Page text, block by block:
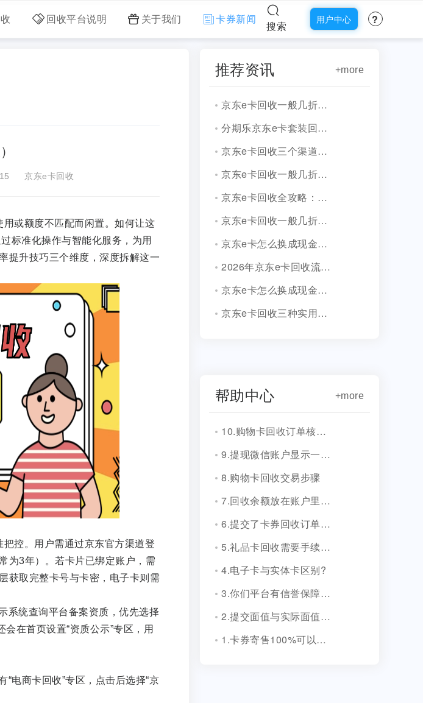
回收平台说明 关于我们 卡券新闻
搜索
用户中心 ?
京东e卡回收
或额度不匹配而闲置。如何让这
标准化操作与智能化服务，为用
提升技巧三个维度，深度拆解这一
控。用户需通过京东官方渠道登
为3年）。若卡片已绑定账户，需
获取完整卡号与卡密，电子卡则需
系统查询平台备案资质，优先选择
在首页设置“资质公示”专区，用
电商卡回收”专区，点击后选择“京
推荐资讯 +more
京东e卡回收一般几折价格怎么样？折扣走势解读
分期乐京东e卡套装回收2026年新渠道精准测评
京东e卡回收三个渠道逐一测评与折价分析
京东e卡回收一般几折，价格及注意事项
京东e卡回收全攻略：价格动态与安全变现指南
京东e卡回收一般几折？2026年实测数据
京东e卡怎么换成现金最快方法，当天到账攻略
2026年京东e卡回收流程指南,五种便捷方法合集
京东e卡怎么换成现金？详细流程说明
京东e卡回收三种实用落地方法
帮助中心 +more
10.购物卡回收订单核销会有消息通知吗？
9.提现微信账户显示一串字符是什么？
8.购物卡回收交易步骤
7.回收余额放在账户里安全吗？
6.提交了卡券回收订单，多久到账？
5.礼品卡回收需要手续费吗?
4.电子卡与实体卡区别?
3.你们平台有信誉保障吗？
2.提交面值与实际面值不一致，怎么办？
1.卡券寄售100%可以成功吗？